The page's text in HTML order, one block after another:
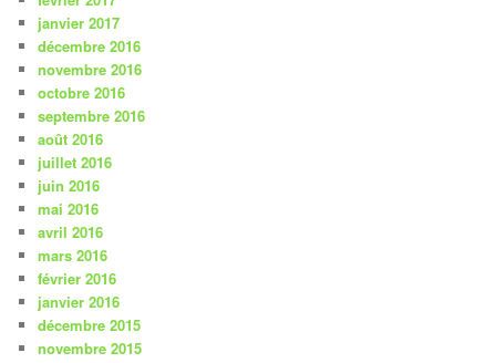
janvier 2017
décembre 2016
novembre 2016
octobre 2016
septembre 2016
août 2016
juillet 2016
juin 2016
mai 2016
avril 2016
mars 2016
février 2016
janvier 2016
décembre 2015
novembre 2015